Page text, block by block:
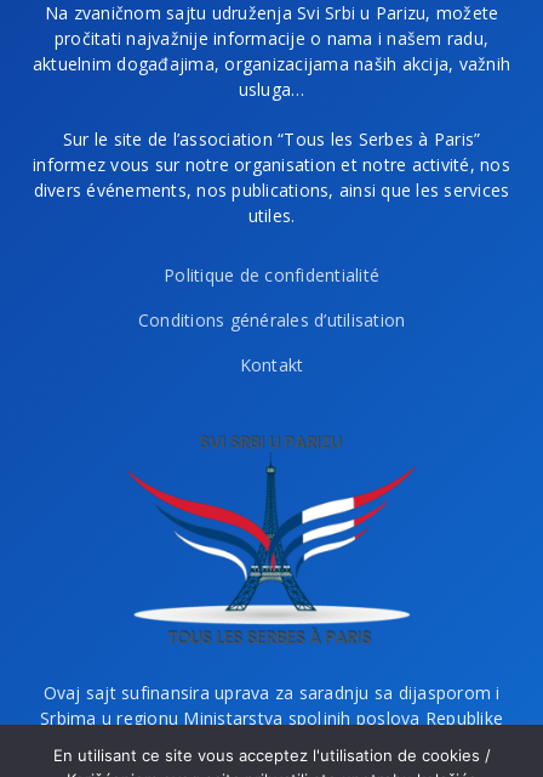
Na zvaničnom sajtu udruženja Svi Srbi u Parizu, možete
pročitati najvažnije informacije o nama i našem radu,
aktuelnim događajima, organizacijama naših akcija, važnih
usluga…
Sur le site de l’association “Tous les Serbes à Paris”
informez vous sur notre organisation et notre activité, nos
divers événements, nos publications, ainsi que les services
utiles.
Politique de confidentialité
Conditions générales d’utilisation
Kontakt
Ovaj sajt sufinansira uprava za saradnju sa dijasporom i
Srbima u regionu Ministarstva spoljnih poslova Republike
Srbije i Ministarstvo bez portfelja zaduženo za dijasporu.
En utilisant ce site vous acceptez l'utilisation de cookies /